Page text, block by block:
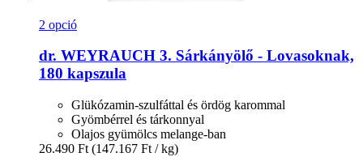
2 opció
dr. WEYRAUCH 3. Sárkányölő -​ Lovasoknak,
180 kapszula
Glükózamin-szulfáttal és ördög karommal
Gyömbérrel és tárkonnyal
Olajos gyümölcs melange-ban
26.490 Ft (147.167 Ft / kg)